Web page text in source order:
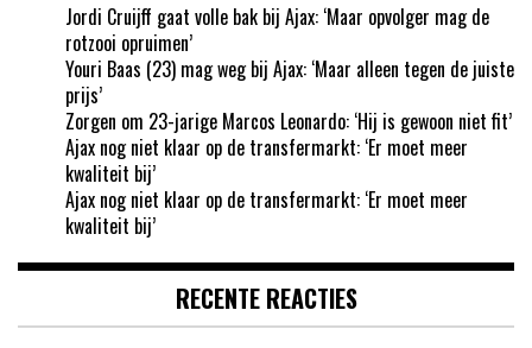
Jordi Cruijff gaat volle bak bij Ajax: ‘Maar opvolger mag de
rotzooi opruimen’
Youri Baas (23) mag weg bij Ajax: ‘Maar alleen tegen de juiste
prijs’
Zorgen om 23-jarige Marcos Leonardo: ‘Hij is gewoon niet fit’
Ajax nog niet klaar op de transfermarkt: ‘Er moet meer
kwaliteit bij’
Ajax nog niet klaar op de transfermarkt: ‘Er moet meer
kwaliteit bij’
RECENTE REACTIES